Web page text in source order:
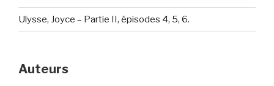
Ulysse, Joyce – Partie II, épisodes 4, 5, 6.
Auteurs